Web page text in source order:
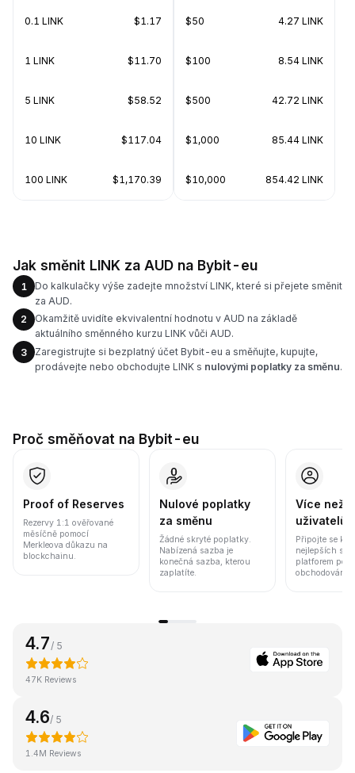
0.1 LINK $1.17
1 LINK $11.70
5 LINK $58.52
10 LINK $117.04
100 LINK $1,170.39
$50 4.27 LINK
$100 8.54 LINK
$500 42.72 LINK
$1,000 85.44 LINK
$10,000 854.42 LINK
Jak směnit LINK za AUD na Bybit-eu
1
Do kalkulačky výše zadejte množství LINK, které si přejete směnit
za AUD.
2
Okamžitě uvidíte ekvivalentní hodnotu v AUD na základě
aktuálního směnného kurzu LINK vůči AUD.
3
Zaregistrujte si bezplatný účet Bybit-eu a směňujte, kupujte,
prodávejte nebo obchodujte LINK s nulovými poplatky za směnu.
Proč směňovat na Bybit-eu
Proof of Reserves
Rezervy 1:1 ověřované
měsíčně pomocí
Merkleova důkazu na
blockchainu.
Nulové poplatky
za směnu
Žádné skryté poplatky.
Nabízená sazba je
konečná sazba, kterou
zaplatíte.
Více než
uživatelů
Připojte se k
nejlepších
platforem
obchodování
4.7 / 5
47K Reviews
4.6/ 5
1.4M Reviews